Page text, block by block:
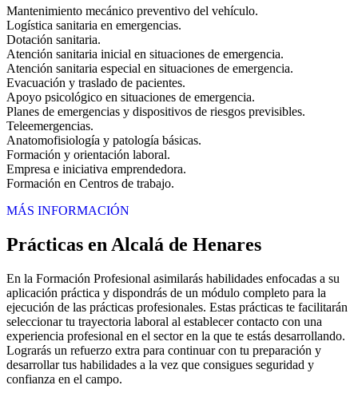
Mantenimiento mecánico preventivo del vehículo.
Logística sanitaria en emergencias.
Dotación sanitaria.
Atención sanitaria inicial en situaciones de emergencia.
Atención sanitaria especial en situaciones de emergencia.
Evacuación y traslado de pacientes.
Apoyo psicológico en situaciones de emergencia.
Planes de emergencias y dispositivos de riesgos previsibles.
Teleemergencias.
Anatomofisiología y patología básicas.
Formación y orientación laboral.
Empresa e iniciativa emprendedora.
Formación en Centros de trabajo.
MÁS INFORMACIÓN
Prácticas en Alcalá de Henares
En la Formación Profesional asimilarás habilidades enfocadas a su
aplicación práctica y dispondrás de un módulo completo para la
ejecución de las prácticas profesionales. Estas prácticas te facilitarán
seleccionar tu trayectoria laboral al establecer contacto con una
experiencia profesional en el sector en la que te estás desarrollando.
Lograrás un refuerzo extra para continuar con tu preparación y
desarrollar tus habilidades a la vez que consigues seguridad y
confianza en el campo.